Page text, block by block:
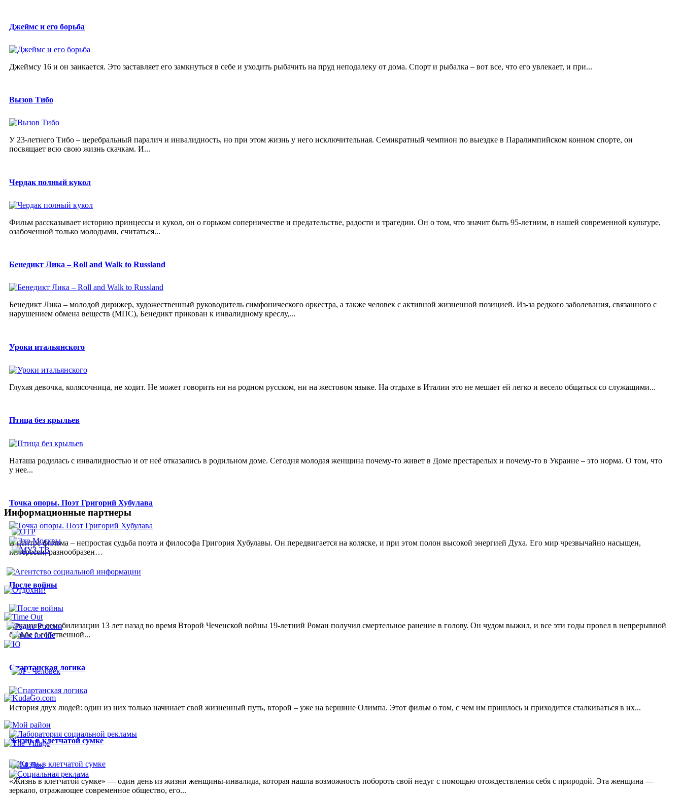
Джеймс и его борьба
Джеймсу 16 и он заикается. Это заставляет его замкнуться в себе и уходить рыбачить на пруд неподалеку от дома. Спорт и рыбалка – вот все, что его увлекает, и при...
Вызов Тибо
У 23-летнего Тибо – церебральный паралич и инвалидность, но при этом жизнь у него исключительная. Семикратный чемпион по выездке в Паралимпийском конном спорте, он
посвящает всю свою жизнь скачкам. И...
Чердак полный кукол
Фильм рассказывает историю принцессы и кукол, он о горьком соперничестве и предательстве, радости и трагедии. Он о том, что значит быть 95-летним, в нашей современной культуре,
озабоченной только молодыми, считаться...
Бенедикт Лика – Roll and Walk to Russland
Бенедикт Лика – молодой дирижер, художественный руководитель симфонического оркестра, а также человек с активной жизненной позицией. Из-за редкого заболевания, связанного с
нарушением обмена веществ (МПС), Бенедикт прикован к инвалидному креслу,...
Уроки итальянского
Глухая девочка, колясочница, не ходит. Не может говорить ни на родном русском, ни на жестовом языке. На отдыхе в Италии это не мешает ей легко и весело общаться со служащими...
Птица без крыльев
Наташа родилась с инвалидностью и от неё отказались в родильном доме. Сегодня молодая женщина почему-то живет в Доме престарелых и почему-то в Украине – это норма. О том, что
у нее...
Точка опоры. Поэт Григорий Хубулава
В центре фильма – непростая судьба поэта и философа Григория Хубулавы. Он передвигается на коляске, и при этом полон высокой энергией Духа. Его мир чрезвычайно насыщен,
интересен, разнообразен…
После войны
Накануне демобилизации 13 лет назад во время Второй Чеченской войны 19-летний Роман получил смертельное ранение в голову. Он чудом выжил, и все эти годы провел в непрерывной
борьбе с собственной...
Спартанская логика
История двух людей: один из них только начинает свой жизненный путь, второй – уже на вершине Олимпа. Этот фильм о том, с чем им пришлось и приходится сталкиваться в их...
Жизнь в клетчатой сумке
«Жизнь в клетчатой сумке» — один день из жизни женщины-инвалида, которая нашла возможность побороть свой недуг с помощью отождествления себя с природой. Эта женщина —
зеркало, отражающее современное общество, его...
Информационные партнеры